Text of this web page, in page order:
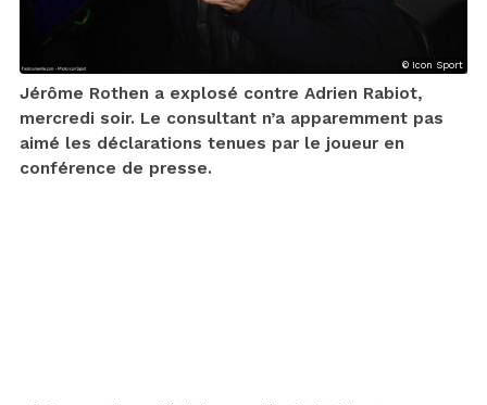
© Icon Sport
Jérôme Rothen a explosé contre Adrien Rabiot,
mercredi soir. Le consultant n’a apparemment pas
aimé les déclarations tenues par le joueur en
conférence de presse.